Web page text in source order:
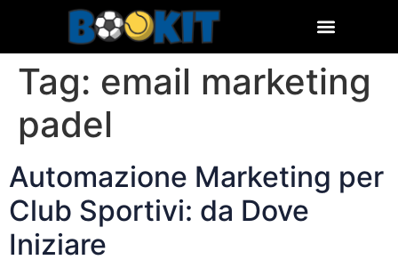
Tag: email marketing
padel
Automazione Marketing per
Club Sportivi: da Dove
Iniziare